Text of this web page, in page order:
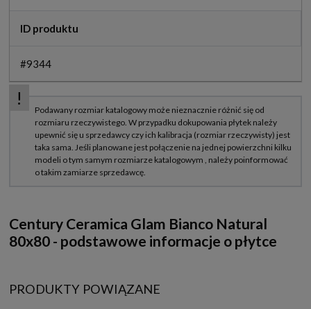
ID produktu
#9344
Century Ceramica Glam Bianco Natural
80x80 - podstawowe informacje o płytce
PRODUKTY POWIĄZANE